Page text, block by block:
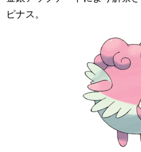
ピナス。